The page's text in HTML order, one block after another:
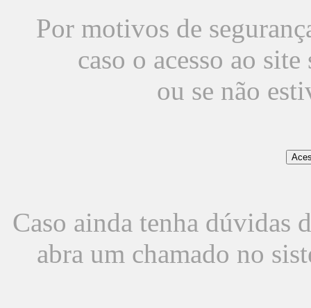
Por motivos de
caso o acesso ao
ou se não
Caso ainda tenha dúvidas
abra um chamado no